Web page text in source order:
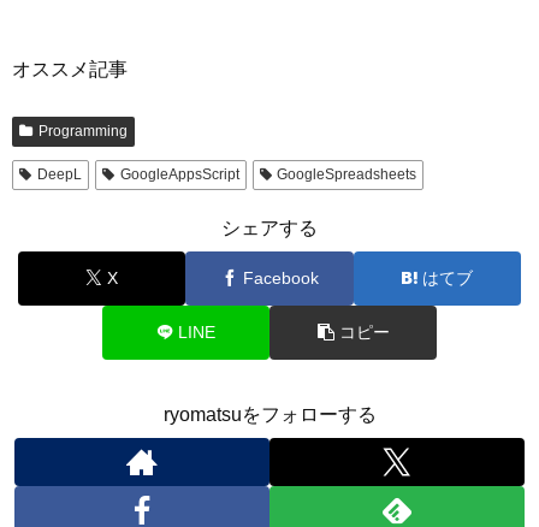
オススメ記事
Programming
DeepL GoogleAppsScript GoogleSpreadsheets
シェアする
X Facebook はてブ
LINE コピー
ryomatsuをフォローする